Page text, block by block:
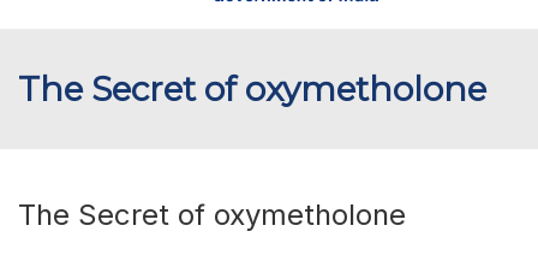
The Secret of oxymetholone
The Secret of oxymetholone